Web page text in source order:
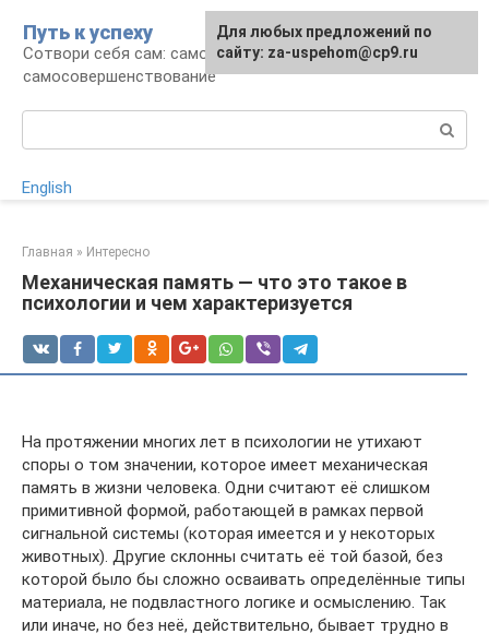
контенту
Путь к успеху
Сотвори себя сам: саморазвитие и
самосовершенствование
English
Главная » Интересно
Механическая память — что это такое в
психологии и чем характеризуется
На протяжении многих лет в психологии не утихают
споры о том значении, которое имеет механическая
память в жизни человека. Одни считают её слишком
примитивной формой, работающей в рамках первой
сигнальной системы (которая имеется и у некоторых
животных). Другие склонны считать её той базой, без
которой было бы сложно осваивать определённые типы
материала, не подвластного логике и осмыслению. Так
или иначе, но без неё, действительно, бывает трудно в
Для любых предложений по
сайту: za-uspehom@cp9.ru